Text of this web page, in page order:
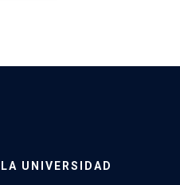
LA UNIVERSIDAD